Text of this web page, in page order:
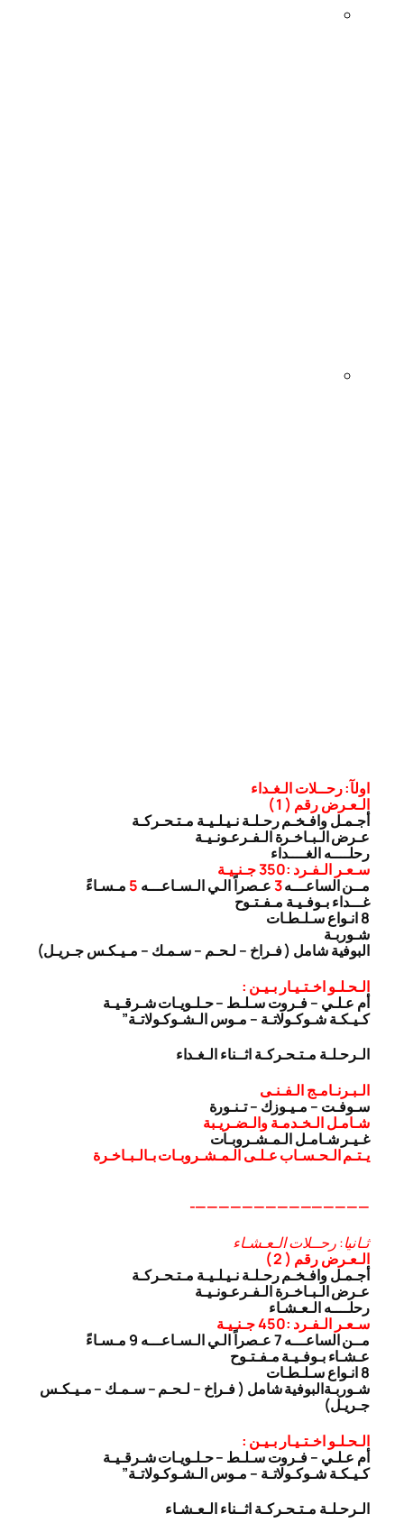
اولآ: رحــلات الـغـداء
الـعـرض رقم ( 1 )
أجـمـل وافـخـم رحـلـة نـيـلـيـة مـتـحـركـة
عـرض الـبـاخـرة الـفـرعـونـيـة
رحلــــه الغــــداء
سـعـر الـفـرد :350 جـنـيـة
مــن الساعـــه3عـصراً الـي الـسـاعـــه 5 مـسـاءً
غـــداء بـوفـيـة مـفـتـوح
8 انـواع سـلـطـات
شـوربـة
البوفية شامل ( فـراخ – لـحـم – سـمـك – مـيـكـس جـريـل)
الـحـلـو اخـتـيـار بـيـن :
أم عـلـي – فـروت سـلـط – حـلـويـات شـرقـيـة
كـيـكـة شـوكـولاتـة – مـوس الـشـوكـولاتـة”
الـرحـلـة مـتـحـركـة اثــناء الـغـداء
الـبـرنـامـج الـفـنـى
سـوفـت – مـيـوزك – تـنـورة
شـامـل الـخـدمـة والـضـريـبة
غـيـر شـامـل الـمـشـروبـات
يـتـم الـحـسـاب عـلـى الـمـشـروبـات بـالـبـاخـرة
———————————————-
ثـانيا: رحــلات الـعـشـاء
الـعـرض رقم ( 2 )
أجـمـل وافـخـم رحـلـة نـيـلـيـة مـتـحـركـة
عـرض الـبـاخـرة الـفـرعـونـيـة
رحلــــه الـعـشـاء
سـعـر الـفـرد :450 جـنـيـة
مــن الساعـــه 7 عـصراً الـي الـسـاعـــه 9 مـسـاءً
عـشـاء بـوفـيـة مـفـتـوح
8 انـواع سـلـطـات
شـوربـةالبوفية شامل ( فـراخ – لـحـم – سـمـك – مـيـكـس
جـريـل)
الـحـلـو اخـتـيـار بـيـن :
أم عـلـي – فـروت سـلـط – حـلـويـات شـرقـيـة
كـيـكـة شـوكـولاتـة – مـوس الـشـوكـولاتـة”
الـرحـلـة مـتـحـركـة اثــناء الـعـشـاء